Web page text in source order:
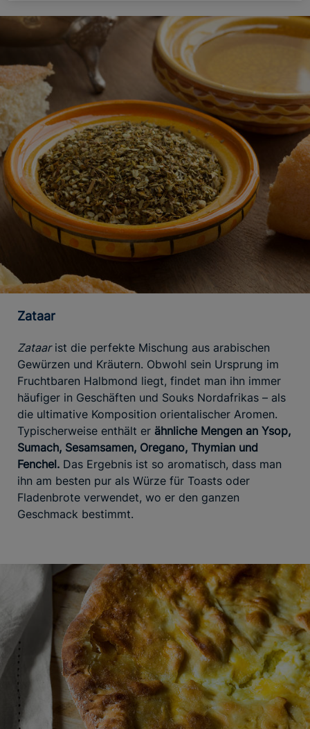
Zataar
Zataarist die perfekte Mischung aus arabischen
Gewürzen und Kräutern. Obwohl sein Ursprung im
Fruchtbaren Halbmond liegt, findet man ihn immer
häufiger in Geschäften und Souks Nordafrikas – als
die ultimative Komposition orientalischer Aromen.
Typischerweise enthält er ähnliche Mengen an Ysop,
Sumach, Sesamsamen, Oregano, Thymian und
Fenchel. Das Ergebnis ist so aromatisch, dass man
ihn am besten pur als Würze für Toasts oder
Fladenbrote verwendet, wo er den ganzen
Geschmack bestimmt.